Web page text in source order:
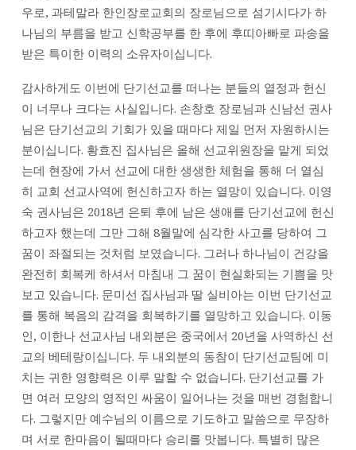
우로, 과테말라 한인장로교회의 장로님으로 섬기시다가 하
나님의 부름을 받고 신학공부를 한 후에 후띠아빠로 파송을
받은 특이한 이력의 소유자이십니다.
감사하게도 이번에 단기선교를 떠나는 분들의 열정과 헌신
이 너무나 크다는 사실입니다. 손창호 장로님과 신남선 권사
님은 단기선교의 기회가 있을 때마다 제일 먼저 자원하시는
분이십니다. 황효진 집사님은 올해 선교위원장을 맡게 되었
는데 현장에 가서 선교에 대한 생생한 체험을 통해 더 열심
히 교회 선교사역에 헌신하고자 하는 열망이 있습니다. 이영
숙 권사님은 2018년 은퇴 후에 남은 생애를 단기선교에 헌신
하고자 했는데 그만 그해 8월말에 심각한 사고를 당하여 그
꿈이 좌절되는 것처럼 보였습니다. 그러나 하나님이 건강을
완전히 회복케 하셔서 마침내 그 꿈이 현실화되는 기쁨을 맛
보고 있습니다. 문미선 집사님과 딸 실비아는 이번 단기선교
를 통해 복음의 감격을 회복하기를 열망하고 있습니다. 이동
인, 이한나 선교사님 내외분은 중국에서 20년을 사역하신 선
교의 베테랑이십니다. 두 내외분의 동참이 단기선교팀에 미
치는 귀한 영향력은 이루 말할 수 없습니다. 단기선교를 가
면 여러 모양의 영적인 싸움이 일어나는 것을 매번 경험합니
다. 그렇지만 예수님의 이름으로 기도하고 말씀으로 무장하
며 서로 한마음이 될때마다 승리를 맛봅니다. 특별히 많은